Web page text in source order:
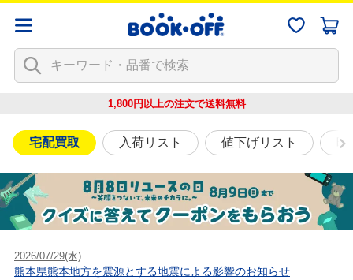
1,800円以上の注文で送料無料
宅配買取 入荷リスト 値下げリスト
2026/07/29(水)
熊本県熊本地方を震源とする地震による影響のお知らせ